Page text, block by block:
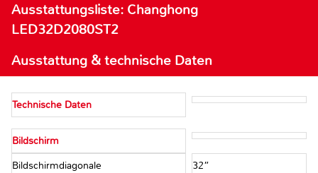
Ausstattungsliste: Changhong
LED32D2080ST2
Ausstattung & technische Daten
Technische Daten
Bildschirm
Bildschirmdiagonale 32”